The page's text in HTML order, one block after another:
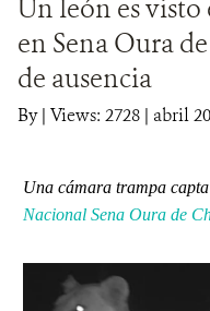
Un león es
en Sena Oura
de ausencia
By| Views: 2728 | abril
Una cámara trampa
Nacional Sena Oura de